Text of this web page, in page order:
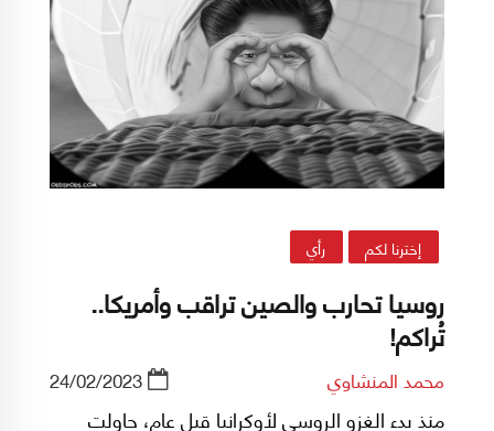
إخترنا لكم رأي
روسيا تحارب والصين تراقب وأمريكا..
تُراكم!
محمد المنشاوي 24/02/2023
منذ بدء الغزو الروسى لأوكرانيا قبل عام، حاولت